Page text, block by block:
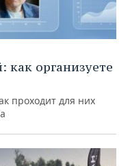
организуете
проходит для них